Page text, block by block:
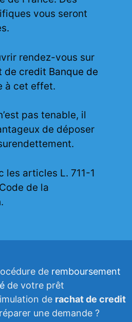
vous seront
rendez-vous sur
de credit Banque de
à cet effet.
pas tenable, il
de déposer
les articles L. 711-1
de la
de remboursement
de votre prêt
de rachat de credit
une demande ?